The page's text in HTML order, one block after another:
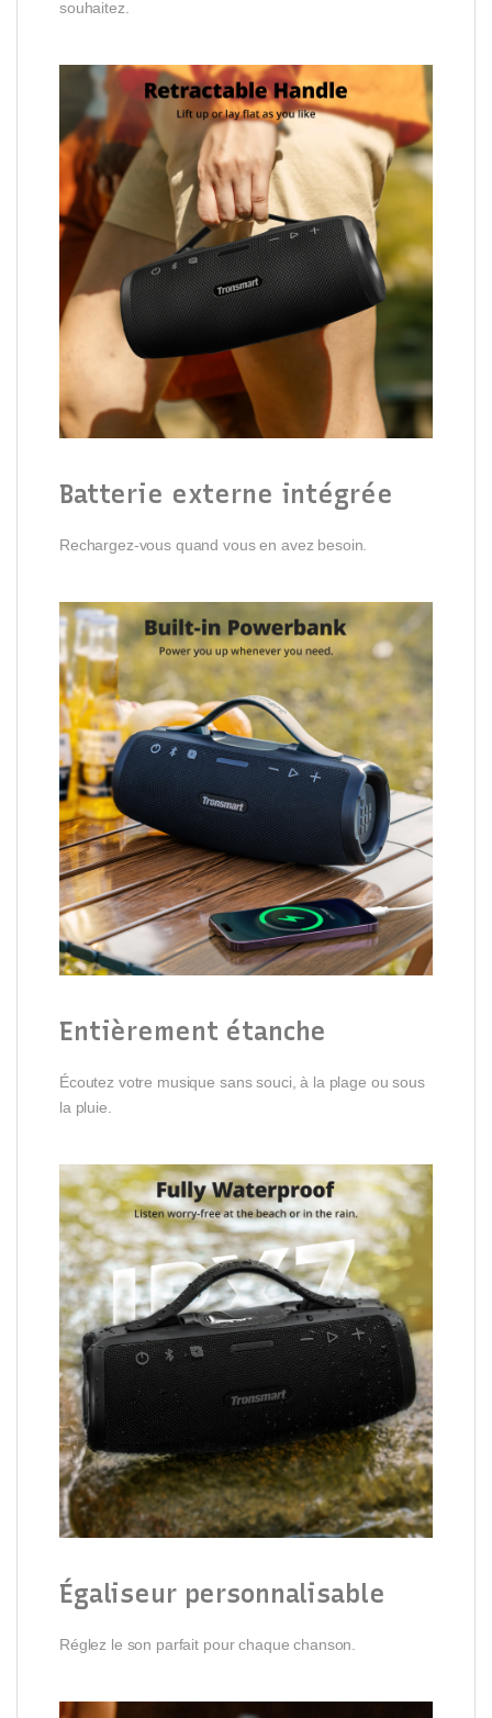
souhaitez.
Batterie externe intégrée
Rechargez-vous quand vous en avez besoin.
Entièrement étanche
Écoutez votre musique sans souci, à la plage ou sous
la pluie.
Égaliseur personnalisable
Réglez le son parfait pour chaque chanson.